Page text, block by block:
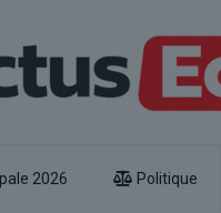
2026 Politique